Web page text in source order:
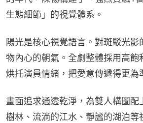
生態細節」的視覺體系。
陽光是核心視覺語言。對斑駁光影
物內心的朝氣。全劇整體採用高飽
烘托演員情緒，把愛意傳遞得更為
畫面追求通透乾淨，為雙人構圖配
樹林、流淌的江水、靜謐的湖泊等